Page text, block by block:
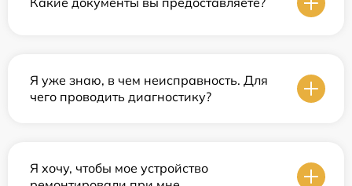
Я уже знаю, в чем неисправность. Для
чего проводить диагностику?
Я хочу, чтобы мое устройство